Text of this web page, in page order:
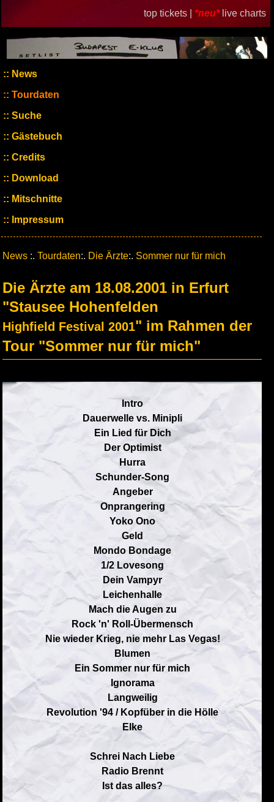
top tickets | *neu* live charts
News
Tourdaten
Suche
Gästebuch
Credits
Download
Mitschnitte
Impressum
News :. Tourdaten:. Die Ärzte:. Sommer nur für mich
Die Ärzte am 18.08.2001 in Erfurt
"Stausee Hohenfelden
Highfield Festival 2001" im Rahmen der
Tour "Sommer nur für mich"
Intro
Dauerwelle vs. Minipli
Ein Lied für Dich
Der Optimist
Hurra
Schunder-Song
Angeber
Onprangering
Yoko Ono
Geld
Mondo Bondage
1/2 Lovesong
Dein Vampyr
Leichenhalle
Mach die Augen zu
Rock 'n' Roll-Übermensch
Nie wieder Krieg, nie mehr Las Vegas!
Blumen
Ein Sommer nur für mich
Ignorama
Langweilig
Revolution '94 / Kopfüber in die Hölle
Elke
Schrei Nach Liebe
Radio Brennt
Ist das alles?